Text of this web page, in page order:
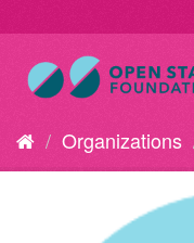
Organizations